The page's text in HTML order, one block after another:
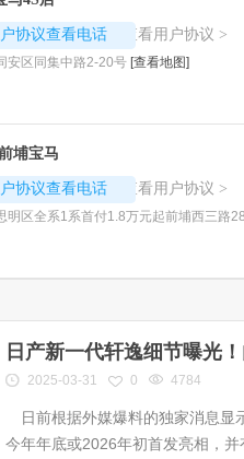
协议查看电话
2889 查看用户协议 >
安区同集中路2-20号 [查看地图]
埔宝马
协议查看电话
9698 查看用户协议 >
明区全系1系首付1.8万元起前埔西三路
日产新一代轩逸细节曝光
2025-03-31 0 4784
日前根据外媒爆料的独家消息显
今年年底或2026年初首发亮相，